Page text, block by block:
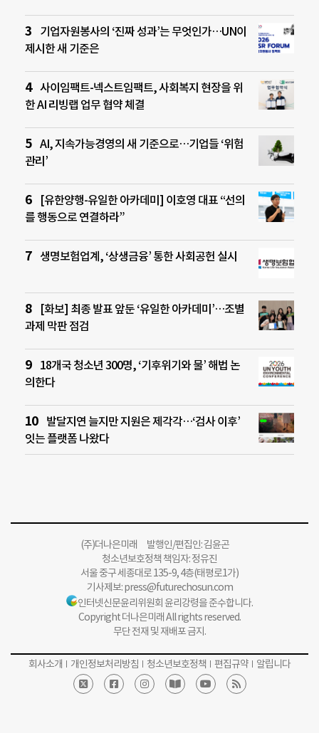
기업자원봉사의 ‘진짜 성과’는 무엇인가…UN이
제시한 새 기준은
사이임팩트-넥스트임팩트, 사회복지 현장을 위
한 AI 리빙랩 업무 협약 체결
AI, 지속가능경영의 새 기준으로…기업들 ‘위험
관리’
[유한양행-유일한 아카데미] 이호영 대표 “선의
를 행동으로 연결하라”
생명보험업계, ‘상생금융’ 통한 사회공헌 실시
[화보] 최종 발표 앞둔 ‘유일한 아카데미’…조별
과제 막판 점검
18개국 청소년 300명, ‘기후위기와 물’ 해법 논
의한다
발달지연 늘지만 지원은 제각각…‘검사 이후’
잇는 플랫폼 나왔다
(주)더나은미래 발행인/편집인: 김윤곤
청소년보호정책 책임자: 정유진
서울 중구 세종대로 135-9, 4층(태평로1가)
기사제보:press@futurechosun.com
인터넷신문윤리위원회 윤리강령을 준수합니다.
Copyright 더나은미래 All rights reserved.
무단 전재 및 재배포 금지.
회사소개 개인정보처리방침 청소년보호정책 편집규약 알립니다